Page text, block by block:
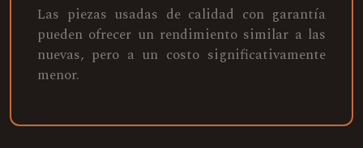
Las piezas usadas de calidad con garantía
pueden ofrecer un rendimiento similar a las
nuevas, pero a un costo significativamente
menor.